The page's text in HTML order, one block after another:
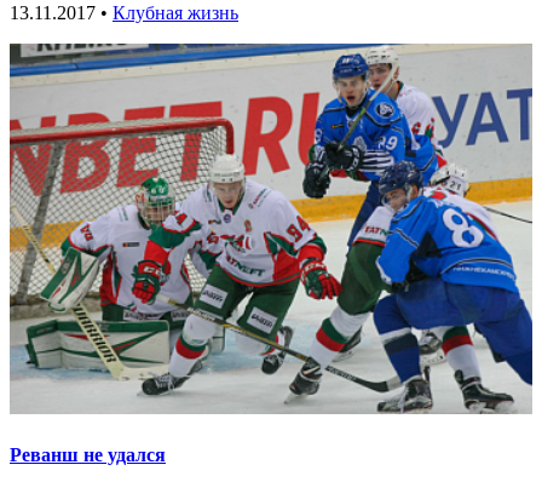
13.11.2017 • Клубная жизнь
Реванш не удался